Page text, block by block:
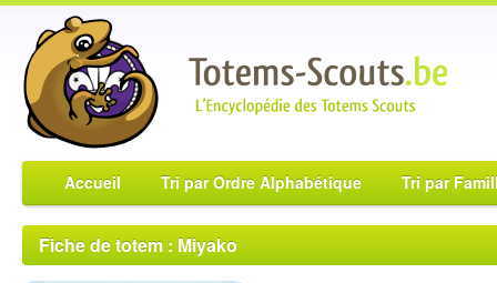
Accueil Tri par Ordre Alphabétique Tri par
Fiche de totem : Miyako